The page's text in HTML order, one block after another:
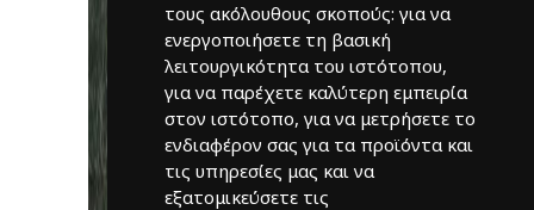
τους ακόλουθους σκοπούς: για να
ενεργοποιήσετε τη βασική
λειτουργικότητα του ιστότοπου,
για να παρέχετε καλύτερη εμπειρία
στον ιστότοπο, για να μετρήσετε το
ενδιαφέρον σας για τα προϊόντα και
τις υπηρεσίες μας και να
εξατομικεύσετε τις